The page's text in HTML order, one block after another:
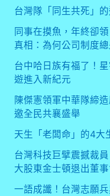
台灣隊「同生共死」
同事在摸魚，年終卻
真相：為何公司制度總
台中哈日族有福了！
遊進入新紀元
陳傑憲領軍中華隊締
邀全民共襄盛舉
天生「老闆命」的4大
台灣科技巨擘震撼裁
大股東金士頓退出董
一語成讖！台灣志願